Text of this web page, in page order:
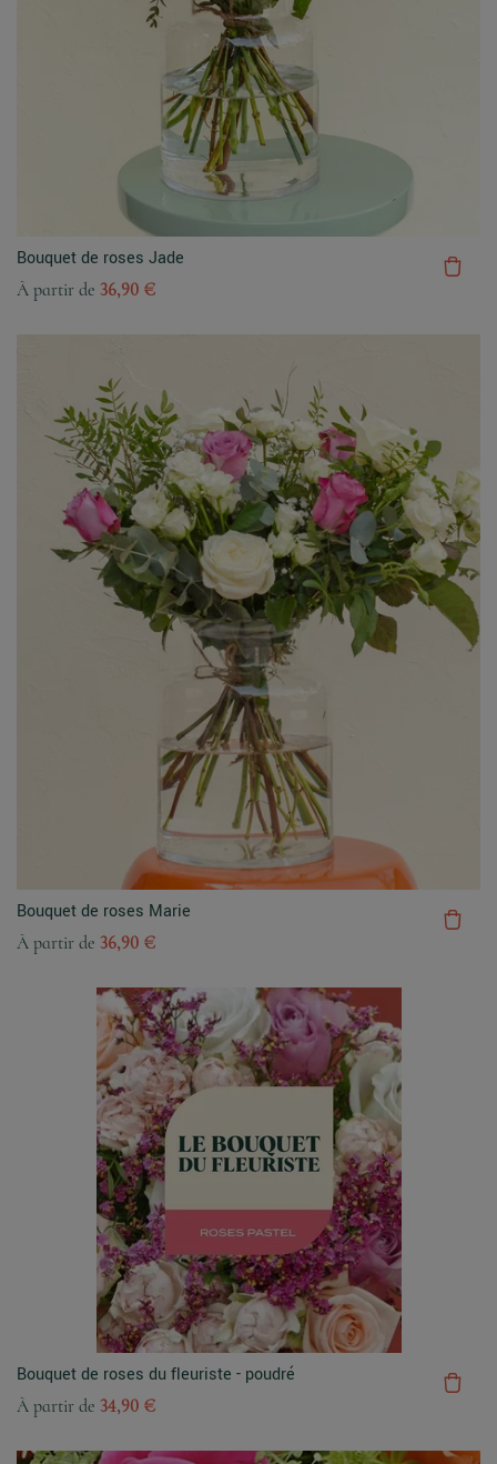
Bouquet de roses Jade
À partir de 36,90 €
Bouquet de roses Marie
À partir de 36,90 €
Bouquet de roses du fleuriste - poudré
À partir de 34,90 €